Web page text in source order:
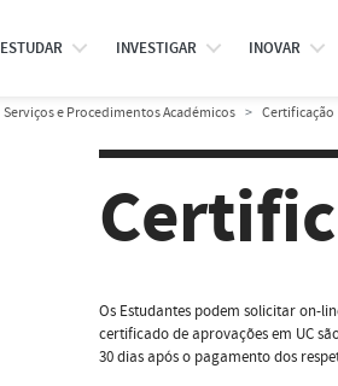
ESTUDAR INVESTIGAR INOVAR
Serviços e Procedimentos Académicos Certificação
Os Estudantes podem solicitar on-
certificado de aprovações em UC
30 dias após o pagamento dos